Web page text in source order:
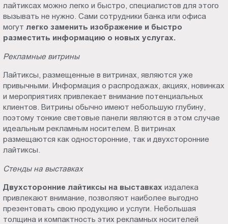
лайтиксах можно легко и быстро, специалистов для этого
вызывать не нужно. Сами сотрудники банка или офиса
могут легко заменить изображение и быстро
разместить информацию о новых услугах.
Рекламные витрины
Лайтиксы, размещенные в витринах, являются уже
привычными. Информация о распродажах, акциях, новинках
и мероприятиях привлекает внимание потенциальных
клиентов. Витрины обычно имеют небольшую глубину,
поэтому тонкие световые панели являются в этом случае
идеальным рекламным носителем. В витринах
размещаются как односторонние, так и двухсторонние
лайтиксы.
Стенды на выставках
Двухсторонние лайтиксы на выставкахиздалека
привлекают внимание, позволяют наиболее выгодно
презентовать свою продукцию и услуги. Небольшая
толщина и компактность этих рекламных носителей